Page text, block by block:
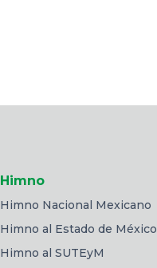
Himno
Himno Nacional Mexicano
Himno al Estado de México
Himno al SUTEyM